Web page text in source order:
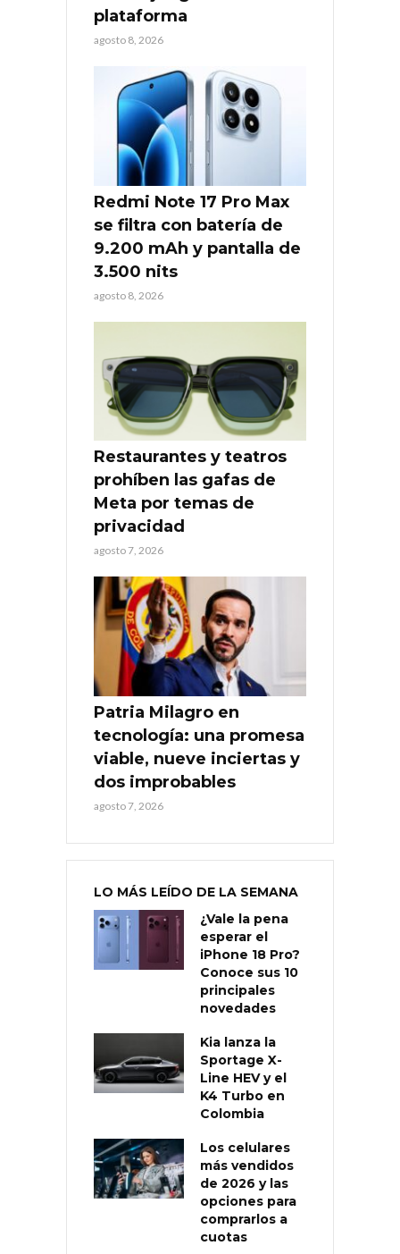
plataforma
agosto 8, 2026
Redmi Note 17 Pro Max
se filtra con batería de
9.200 mAh y pantalla de
3.500 nits
agosto 8, 2026
Restaurantes y teatros
prohíben las gafas de
Meta por temas de
privacidad
agosto 7, 2026
Patria Milagro en
tecnología: una promesa
viable, nueve inciertas y
dos improbables
agosto 7, 2026
LO MÁS LEÍDO DE LA SEMANA
¿Vale la pena
esperar el
iPhone 18 Pro?
Conoce sus 10
principales
novedades
Kia lanza la
Sportage X-
Line HEV y el
K4 Turbo en
Colombia
Los celulares
más vendidos
de 2026 y las
opciones para
comprarlos a
cuotas